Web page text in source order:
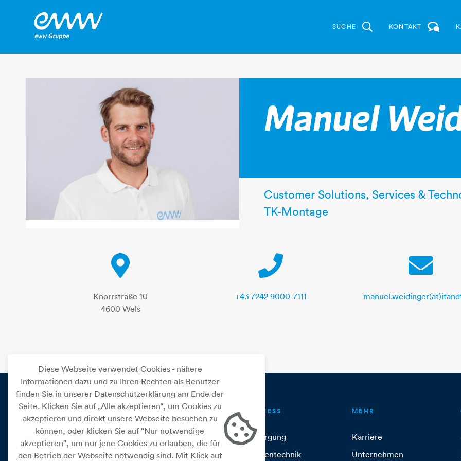
SUCHE KONTAKT
Manuel
Customer Solutions, Services &
TK-Montage
Knorrstraße 10
4600 Wels
Telephone
+43 7242 9000-7111
E-Mail
PRIVAT
Versorgung
Leistungen
BUSINESS
Versorgung
Anlagentechnik
MEHR
Karriere
Unternehmen
Diese Webseite verwendet Cookies - nähere
Informationen dazu und zu Ihren Rechten als Benutzer
finden Sie in unserer Datenschutzerklärung am Ende der
Seite. Klicken Sie auf „Alle akzeptieren“, um Cookies zu
akzeptieren und direkt unsere Webseite besuchen zu
können, oder klicken Sie auf "Nur notwendige
akzeptieren", um nur jene Cookies zu erlauben, die für
den Betrieb der Webseite notwendig sind. Mit Klick auf